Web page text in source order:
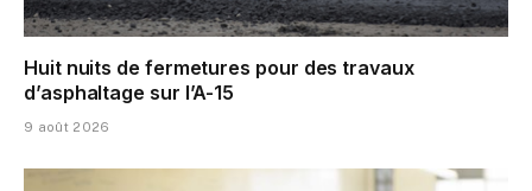
Huit nuits de fermetures pour des travaux
d’asphaltage sur l’A-15
9 août 2026